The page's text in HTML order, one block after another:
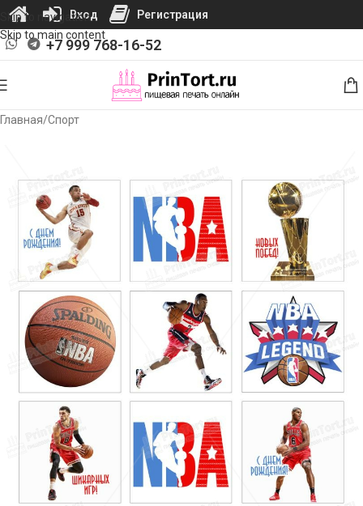
Skip to navigation
Skip to main content
+7 999 768-16-52
Главная/Спорт
Вход Регистрация